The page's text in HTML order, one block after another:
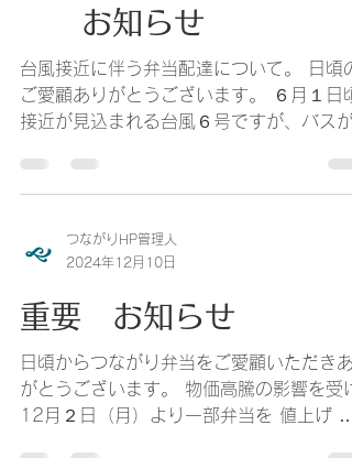
お知らせ
台風接近に伴う弁当配達について。 日頃の
ご愛顧ありがとうございます。 ６月１日頃
接近が見込まれる台風６号ですが、バスが
ただく事をお知らせいたします。 また、６
月２日以降に関しても同じくバスが運休し
しくお願いいたします。
つながりHP管理人
2024年12月10日
重要 お知らせ
日頃からつながり弁当をご愛顧いただきあ
がとうございます。 物価高騰の影響を受け
12月２日（月）より一部弁当を 値上げ さ